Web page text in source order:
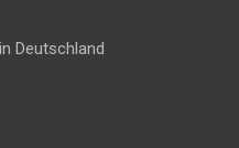
Deutschland